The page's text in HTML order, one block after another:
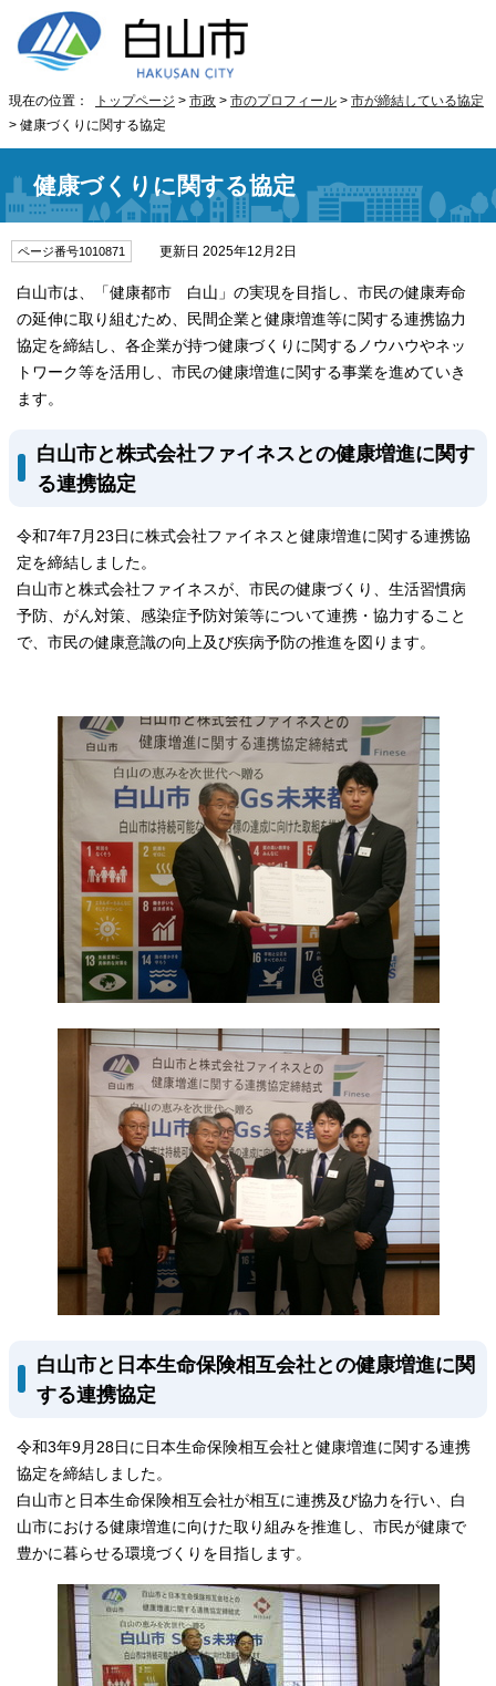
現在の位置： トップページ > 市政 > 市のプロフィール > 市が締結している協定
> 健康づくりに関する協定
健康づくりに関する協定
ページ番号1010871 更新日 2025年12月2日
白山市は、「健康都市 白山」の実現を目指し、市民の健康寿命
の延伸に取り組むため、民間企業と健康増進等に関する連携協力
協定を締結し、各企業が持つ健康づくりに関するノウハウやネッ
トワーク等を活用し、市民の健康増進に関する事業を進めていき
ます。
白山市と株式会社ファイネスとの健康増進に関す
る連携協定
令和7年7月23日に株式会社ファイネスと健康増進に関する連携協
定を締結しました。
白山市と株式会社ファイネスが、市民の健康づくり、生活習慣病
予防、がん対策、感染症予防対策等について連携・協力すること
で、市民の健康意識の向上及び疾病予防の推進を図ります。
白山市と日本生命保険相互会社との健康増進に関
する連携協定
令和3年9月28日に日本生命保険相互会社と健康増進に関する連携
協定を締結しました。
白山市と日本生命保険相互会社が相互に連携及び協力を行い、白
山市における健康増進に向けた取り組みを推進し、市民が健康で
豊かに暮らせる環境づくりを目指します。